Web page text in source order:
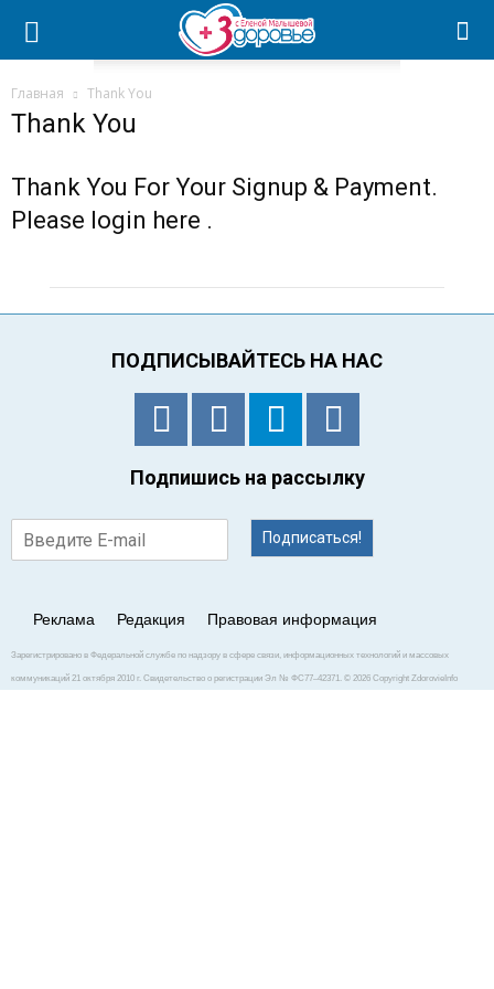
Главная Thank You
Thank You
Thank You For Your Signup & Payment.
Please login here .
ПОДПИСЫВАЙТЕСЬ НА НАС
Подпишись на рассылку
Подписаться!
Реклама Редакция Правовая информация
Зарегистрировано в Федеральной службе по надзору в сфере связи, информационных технологий и массовых
коммуникаций 21 октября 2010 г. Свидетельство о регистрации Эл № ФС77–42371. © 2026 Copyright ZdorovieInfo